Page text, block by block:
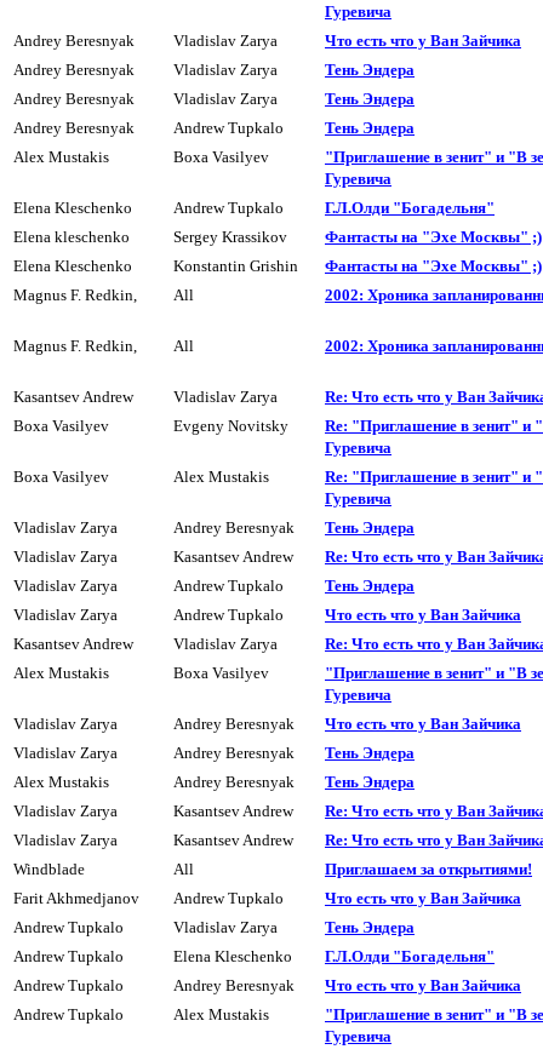
Гуpевича
Andrey Beresnyak
Vladislav Zarya
Что есть что у Ван Зайчика
Andrey Beresnyak
Vladislav Zarya
Тень Эндера
Andrey Beresnyak
Vladislav Zarya
Тень Эндера
Andrey Beresnyak
Andrew Tupkalo
Тень Эндера
Alex Mustakis
Boxa Vasilyev
"Приглашение в зенит" и "В
Гуревича
Elena Kleschenko
Andrew Tupkalo
Г.Л.Олди "Богадельня"
Elena kleschenko
Sergey Krassikov
Фантасты на "Эхе Москвы" ;)
Elena Kleschenko
Konstantin Grishin
Фантасты на "Эхе Москвы" ;)
Magnus F. Redkin,
All 2002: Хроника
Magnus F. Redkin, All 2002: Хроника
Kasantsev Andrew Vladislav Zarya
Re: Что есть что у Ван
Boxa Vasilyev
Evgeny Novitsky
Re: "Приглашение в зенит" и
Гуpевича
Boxa Vasilyev
Alex Mustakis
Re: "Приглашение в зенит" и
Гуревича
Vladislav Zarya
Andrey Beresnyak
Тень Эндера
Vladislav Zarya
Kasantsev Andrew
Re: Что есть что у Ван
Vladislav Zarya
Andrew Tupkalo
Тень Эндера
Vladislav Zarya
Andrew Tupkalo
Что есть что у Ван Зайчика
Kasantsev Andrew
Vladislav Zarya
Re: Что есть что у Ван
Alex Mustakis
Boxa Vasilyev
"Приглашение в зенит" и "В
Гуревича
Vladislav Zarya
Andrey Beresnyak
Что есть что у Ван Зайчика
Vladislav Zarya
Andrey Beresnyak
Тень Эндера
Alex Mustakis
Andrey Beresnyak
Тень Эндера
Vladislav Zarya
Kasantsev Andrew
Re: Что есть что у Ван
Vladislav Zarya
Kasantsev Andrew
Re: Что есть что у Ван
Windblade
All
Приглашаем за открытиями!
Farit Akhmedjanov
Andrew Tupkalo
Что есть что у Ван Зайчика
Andrew Tupkalo
Vladislav Zarya
Тень Эндера
Andrew Tupkalo
Elena Kleschenko
Г.Л.Олди "Богадельня"
Andrew Tupkalo
Andrey Beresnyak
Что есть что у Ван Зайчика
Andrew Tupkalo
Alex Mustakis
"Приглашение в зенит" и "В
Гуревича